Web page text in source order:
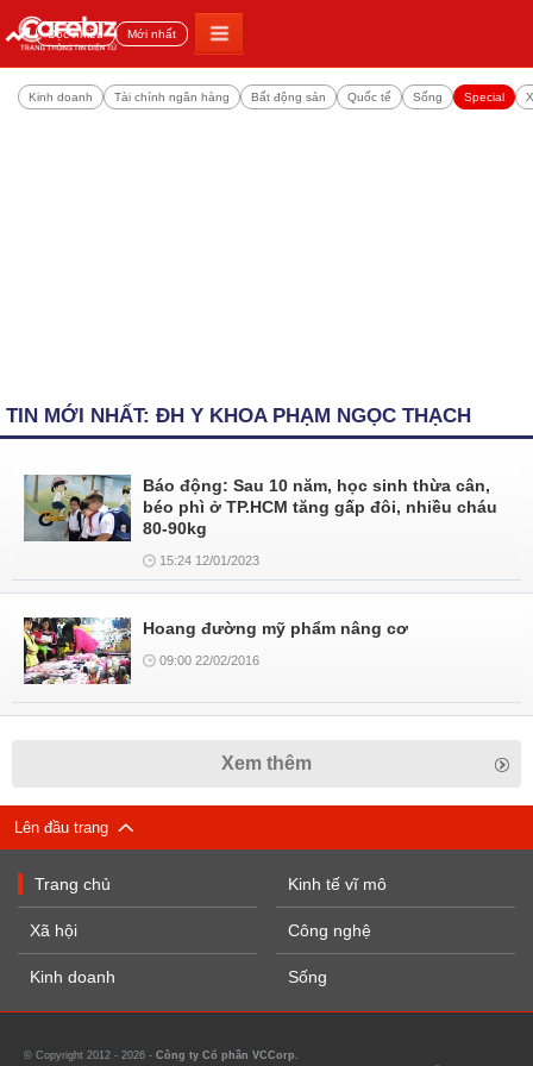
Đọc nhiều Mới nhất
Kinh doanh Tài chính ngân hàng Bất động sản Quốc tế Sống Special
TIN MỚI NHẤT: ĐH Y KHOA PHẠM NGỌC THẠCH
Báo động: Sau 10 năm, học sinh thừa cân,
béo phì ở TP.HCM tăng gấp đôi, nhiều cháu
80-90kg
15:24 12/01/2023
Hoang đường mỹ phẩm nâng cơ
09:00 22/02/2016
Xem thêm
Lên đầu trang
Trang chủ
Xã hội
Kinh doanh
Kinh tế vĩ mô
Công nghệ
Sống
© Copyright 2012 - 2026 - Công ty Cổ phần VCCorp.